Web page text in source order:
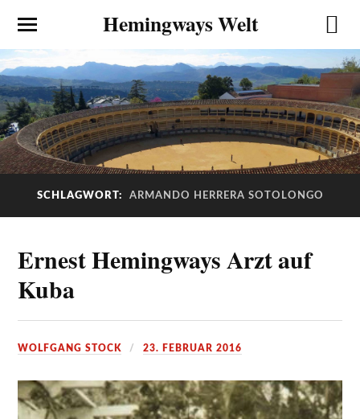
Hemingways Welt
SCHLAGWORT: ARMANDO HERRERA SOTOLONGO
Ernest Hemingways Arzt auf
Kuba
WOLFGANG STOCK 23. FEBRUAR 2016